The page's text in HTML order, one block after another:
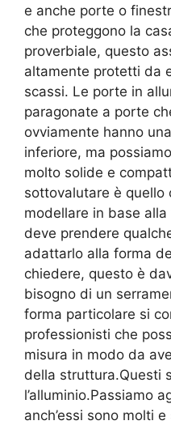
e anche porte o
che proteggono la
proverbiale, questo
altamente protetti da
scassi. Le porte in
paragonate a porte
ovviamente hanno
inferiore, ma
molto solide e
sottovalutare è quello
modellare in base
deve prendere
adattarlo alla forma
chiedere, questo è
bisogno di un
forma particolare si
professionisti che
misura in modo da
della struttura.Questi
l’alluminio.Passiamo
anch’essi sono molti